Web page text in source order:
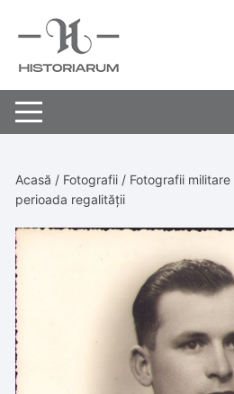
Acasă / Fotografii / Fotografii militare
perioada regalității